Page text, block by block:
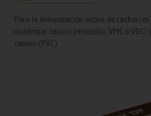
Para la inmunización activa de
distemper canino (moquillo, VMC ó
canino (PVC).